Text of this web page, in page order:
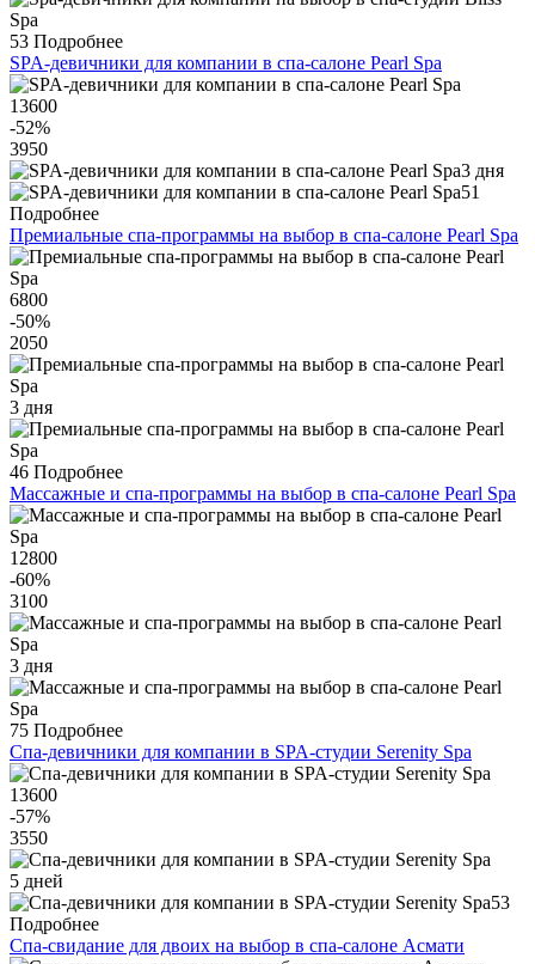
53 Подробнее
SPA-девичники для компании в спа-салоне Pearl Spa
13600
-52%
3950
3 дня
51
Подробнее
Премиальные спа-программы на выбор в спа-салоне Pearl Spa
6800
-50%
2050
3 дня
46 Подробнее
Массажные и спа-программы на выбор в спа-салоне Pearl Spa
12800
-60%
3100
3 дня
75 Подробнее
Спа-девичники для компании в SPA-студии Serenity Spa
13600
-57%
3550
5 дней
53
Подробнее
Спа-свидание для двоих на выбор в спа-салоне Асмати